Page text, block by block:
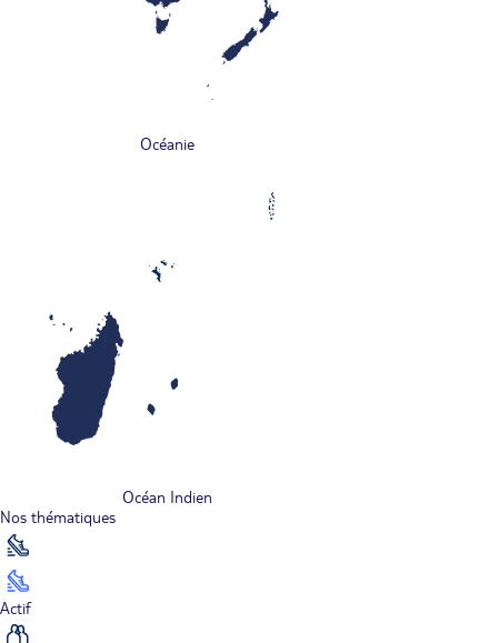
Océanie
Océan Indien
Nos thématiques
Actif